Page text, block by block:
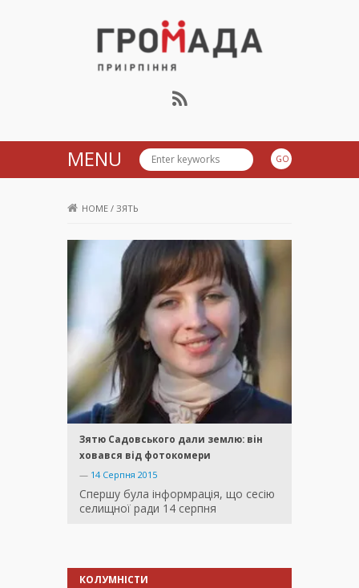
Громада Приірпіння
MENU
HOME / ЗЯТЬ
Зятю Садовського дали землю: він
ховався від фотокомери
— 14 Серпня 2015
Спершу була інформрація, що сесію
селищної ради 14 серпня
КОЛУМНІСТИ